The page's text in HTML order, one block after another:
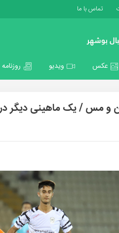
تماس با ما
عکس ویدیو روزنامه
و مس / یک ماهینی دیگر